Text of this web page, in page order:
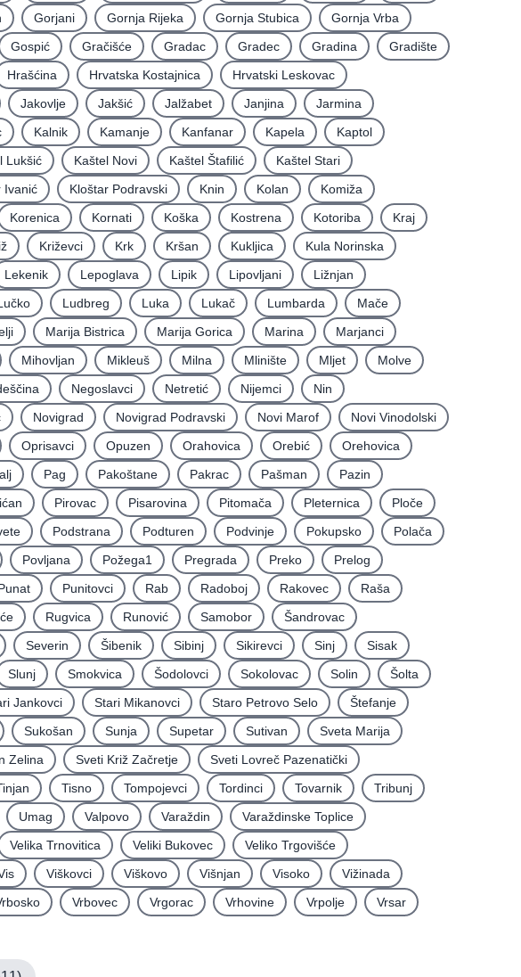
Gorjani Gornja Rijeka Gornja Stubica
Gornja Vrba
Gospić Gračišće Gradac Gradec Gradina
Gradište
Hrašćina Hrvatska Kostajnica
Hrvatski Leskovac
Jakovlje Jakšić Jalžabet Janjina
Jarmina
Kalnik Kamanje Kanfanar Kapela
Kaptol
Lukšić Kaštel Novi Kaštel Štafilić
Kaštel Stari
Ivanić Kloštar Podravski Knin Kolan
Komiža
Korenica Kornati Koška Kostrena Kotoriba
Kraj
Križevci Krk Kršan Kukljica
Kula Norinska
Lekenik Lepoglava Lipik Lipovljani
Ližnjan
Ludbreg Luka Lukač Lumbarda
Mače
Marija Bistrica Marija Gorica Marina
Marjanci
Mihovljan Mikleuš Milna Mlinište Mljet
Molve
Negoslavci Netretić Nijemci
Nin
Novigrad Novigrad Podravski Novi Marof
Novi Vinodolski
Oprisavci Opuzen Orahovica Orebić
Orehovica
Pag Pakoštane Pakrac Pašman
Pazin
Pirovac Pisarovina Pitomača Pleternica
Ploče
Podstrana Podturen Podvinje Pokupsko
Polača
Povljana Požega1 Pregrada Preko
Prelog
Punitovci Rab Radoboj Rakovec
Raša
Rugvica Runović Samobor
Šandrovac
Severin Šibenik Sibinj Sikirevci Sinj
Sisak
Slunj Smokvica Šodolovci Sokolovac Solin
Šolta
Jankovci Stari Mikanovci Staro Petrovo Selo
Štefanje
Sukošan Sunja Supetar Sutivan
Sveta Marija
Zelina Sveti Križ Začretje
Sveti Lovreč Pazenatički
Tisno Tompojevci Tordinci Tovarnik
Tribunj
Umag Valpovo Varaždin
Varaždinske Toplice
Velika Trnovitica Veliki Bukovec
Veliko Trgovišće
Viškovci Viškovo Višnjan Visoko
Vižinada
Vrbovec Vrgorac Vrhovine Vrpolje
Vrsar